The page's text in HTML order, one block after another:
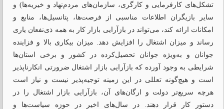
تشکل‌های کارفرمایی و کارگری، سازمان‌های مردم‌نهاد و خیریه‌ها) و
سایر بازیگران اطلاعات مناسبی از فرصت‌ها، پتانسیل‌ها، منابع و
امکانات ارائه کند، می‌تواند در باز‌آرایی بازار کار به همه ذی‌نفعان یاری
رساند و میزان اشتغال را افزایش دهد. میزان بیکاری بالا و فزاینده
جوانان و به‌ویژه جوانان تحصیل‌کرده در کشور و برخی استان‌ها
شرایطی به وجود آورده که بازآرایی بازار اشتغال ضرورتی انکار‌ناپذیر
است و هیچ‌گونه تعللی در این زمینه توجیه‌پذیر نیست و نیاز است
هرچه سریع‌تر دولت و ارگان‌های آن، باز‌آرایی بازار اشتغال را در
دستور کار قرار دهند. در سال‌های اخیر در حوزه سیاست‌ها و